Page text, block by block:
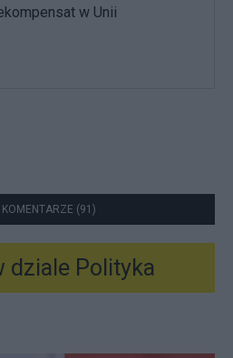
w Unii
KOMENTARZE (91)
dziale Polityka